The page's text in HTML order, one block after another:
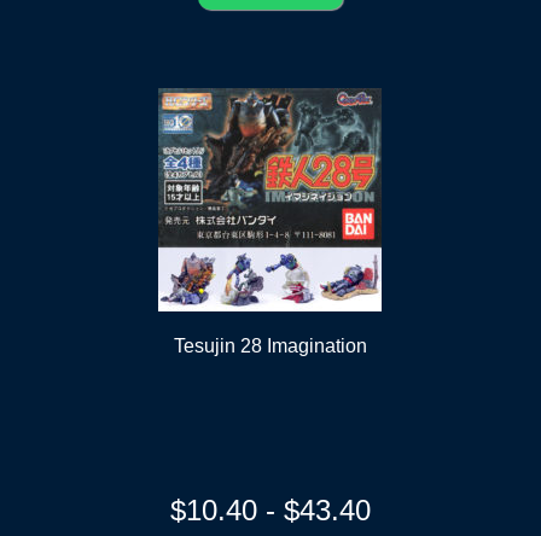
Tesujin 28 Imagination
$10.40 - $43.40$10.40
hasta